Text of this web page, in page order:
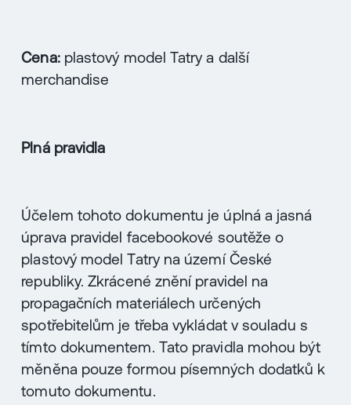
Cena:plastový model Tatry a další
merchandise
Plná pravidla
Účelem tohoto dokumentu je úplná a jasná
úprava pravidel facebookové soutěže o
plastový model Tatry na území České
republiky. Zkrácené znění pravidel na
propagačních materiálech určených
spotřebitelům je třeba vykládat v souladu s
tímto dokumentem. Tato pravidla mohou být
měněna pouze formou písemných dodatků k
tomuto dokumentu.